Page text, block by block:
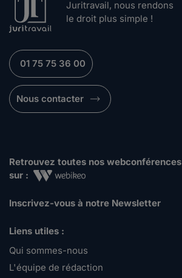
Juritravail, nous rendons
le droit plus simple !
01 75 75 36 00
Nous contacter
Retrouvez toutes nos webconférences
sur :
Inscrivez-vous à notre Newsletter
Liens utiles :
Qui sommes-nous
L'équipe de rédaction